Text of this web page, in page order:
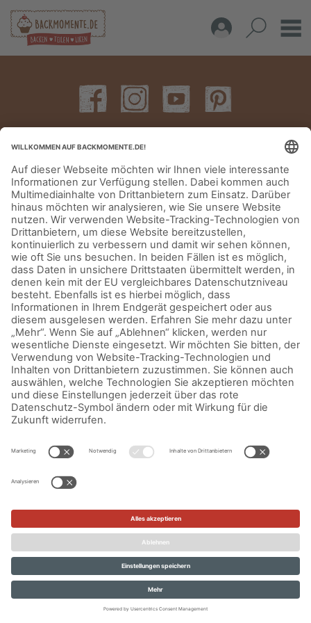
IMPRESSUM DATENSCHUTZERKLÄRUNG AGB KONTAKT
© Aurora Mühlen GmbH - Trettaustraße 49 – D-21107 Hamburg